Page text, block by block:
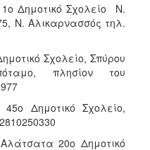
Δημοτικό Σχολείο Ν.
Ν. Αλικαρνασσός τηλ.
Σχολείο, Σπύρου
πλησίον του
Δημοτικό Σχολείο,
20ο Δημοτικό